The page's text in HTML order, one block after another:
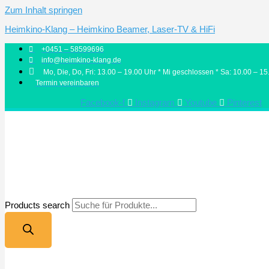
Zum Inhalt springen
Heimkino-Klang – Heimkino Beamer, Laser-TV & HiFi
+0451 – 58599696
info@heimkino-klang.de
Mo, Die, Do, Fri: 13.00 – 19.00 Uhr * Mi geschlossen * Sa: 10.00 –
Termin vereinbaren
Facebook-f Instagram Youtube Pinterest
Products search